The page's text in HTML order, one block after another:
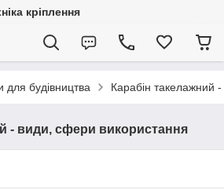
кріплення
для будівництва Карабін такелажний
- види, сфери використання